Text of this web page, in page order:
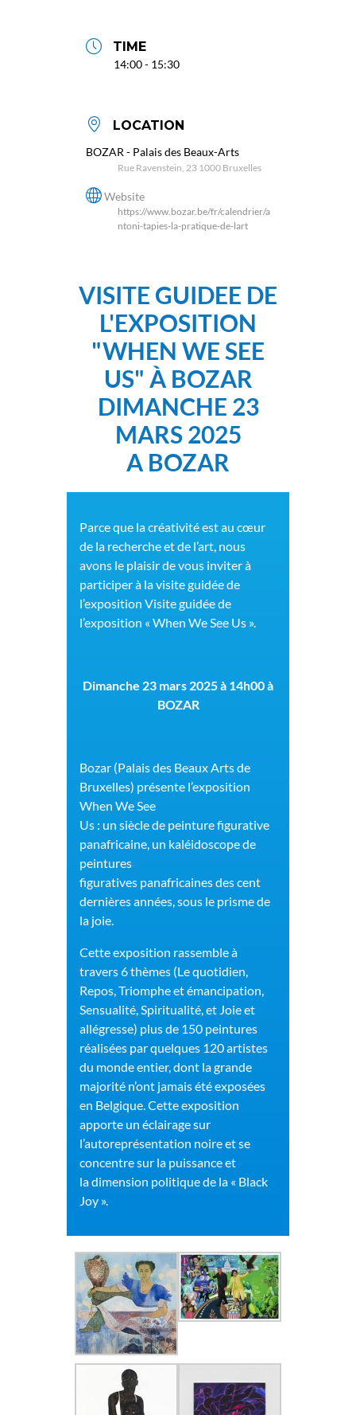
TIME
14:00 - 15:30
LOCATION
BOZAR - Palais des Beaux-Arts
Rue Ravenstein, 23 1000 Bruxelles
Website
https://www.bozar.be/fr/calendrier/a
ntoni-tapies-la-pratique-de-lart
VISITE GUIDEE DE
L'EXPOSITION
"WHEN WE SEE
US" À BOZAR
DIMANCHE 23
MARS 2025
A BOZAR
Parce que la créativité est au cœur
de la recherche et de l’art, nous
avons le plaisir de vous inviter à
participer à la visite guidée de
l’exposition Visite guidée de
l’exposition « When We See Us ».
Dimanche 23 mars 2025 à 14h00à
BOZAR
Bozar (Palais des Beaux Arts de
Bruxelles) présente l’exposition
When We See
Us : un siècle de peinture figurative
panafricaine, un kaléidoscope de
peintures
figuratives panafricaines des cent
dernières années, sous le prisme de
la joie.
Cette exposition rassemble à
travers 6 thèmes (Lequotidien,
Repos, Triomphe etémancipation,
Sensualité, Spiritualité, et Joie et
allégresse) plus de 150 peintures
réalisées par quelques 120 artistes
du monde entier, dont la grande
majorité n’ont jamais été exposées
en Belgique. Cette exposition
apporte un éclairage sur
l’autoreprésentation noire et se
concentre sur la puissance et
la dimension politique de la « Black
Joy ».